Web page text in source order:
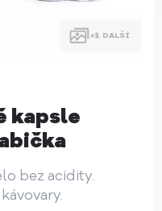
DALŠÍ
kapsle
bez acidity.